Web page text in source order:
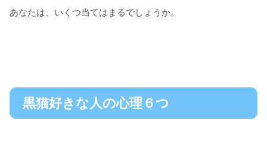
あなたは、いくつ当てはまるでしょうか。
黒猫好きな人の心理６つ